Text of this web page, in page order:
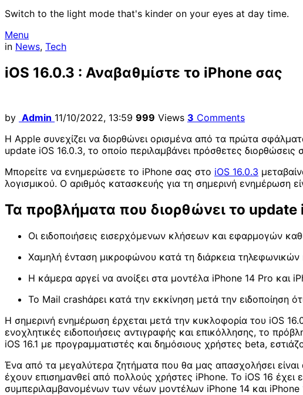
Switch to the light mode that's kinder on your eyes at day time.
Menu
in News, Tech
iOS 16.0.3 : Αναβαθμίστε το iPhone σας
by Admin 11/10/2022, 13:59 999 Views 3 Comments
Η Apple συνεχίζει να διορθώνει ορισμένα από τα πρώτα
update iOS 16.0.3, το οποίο περιλαμβάνει πρόσθετες
Μπορείτε να ενημερώσετε το iPhone σας στο iOS 16.0.3
λογισμικού. Ο αριθμός κατασκευής για τη σημερινή ενημέρωση
Τα προβλήματα που διορθώνει το update
Οι ειδοποιήσεις εισερχόμενων κλήσεων και εφαρμογών
Χαμηλή ένταση μικροφώνου κατά τη διάρκεια
Η κάμερα αργεί να ανοίξει στα μοντέλα iPhone 14 Pro και
Το Mail crashάρει κατά την εκκίνηση μετά την ειδοποίηση
Η σημερινή ενημέρωση έρχεται μετά την κυκλοφορία του iOS
ενοχλητικές ειδοποιήσεις αντιγραφής και επικόλλησης, το
iOS 16.1 με προγραμματιστές και δημόσιους χρήστες beta,
Ένα από τα μεγαλύτερα ζητήματα που θα μας απασχολήσει είναι
έχουν επισημανθεί από πολλούς χρήστες iPhone. Το iOS 16 έχει
συμπεριλαμβανομένων των νέων μοντέλων iPhone 14 και iPhone